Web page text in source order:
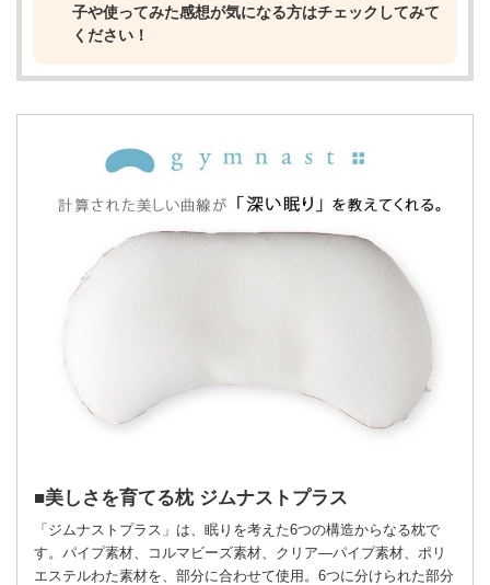
子や使ってみた感想が気になる方はチェックしてみて
ください！
美しさを育てる枕 ジムナストプラス
「ジムナストプラス」は、眠りを考えた6つの構造からなる枕で
す。パイプ素材、コルマビーズ素材、クリア―パイプ素材、ポリ
エステルわた素材を、部分に合わせて使用。6つに分けられた部分